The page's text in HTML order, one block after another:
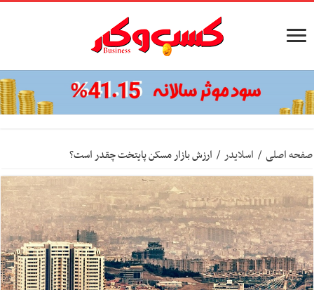
صفحه اصلی / اسلایدر / ارزش بازار مسکن پایتخت چقدر است؟